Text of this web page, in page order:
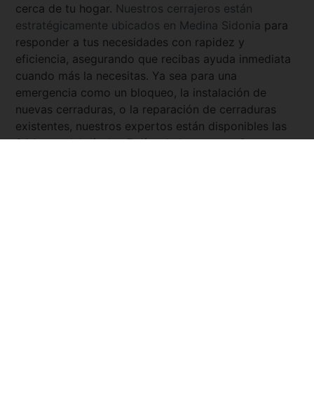
cerca de tu hogar. Nuestros cerrajeros están
estratégicamente ubicados en Medina Sidonia para
responder a tus necesidades con rapidez y
eficiencia, asegurando que recibas ayuda inmediata
cuando más la necesitas. Ya sea para una
emergencia como un bloqueo, la instalación de
nuevas cerraduras, o la reparación de cerraduras
existentes, nuestros expertos están disponibles las
24 horas del día, los 7 días de la semana. Con